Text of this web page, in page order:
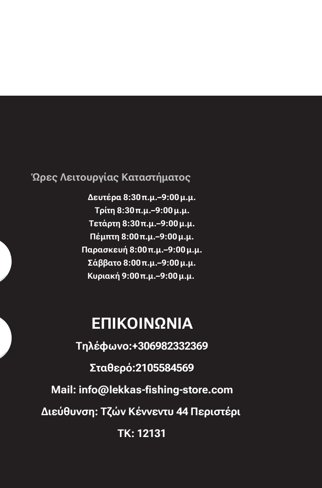
Ώρες Λειτουργίας Καταστήματος
Δευτέρα 8:30 π.μ.–9:00 μ.μ.
Τρίτη 8:30 π.μ.–9:00 μ.μ.
Τετάρτη 8:30 π.μ.–9:00 μ.μ.
Πέμπτη 8:00 π.μ.–9:00 μ.μ.
Παρασκευή 8:00 π.μ.–9:00 μ.μ.
Σάββατο 8:00 π.μ.–9:00 μ.μ.
Κυριακή 9:00 π.μ.–9:00 μ.μ.
ΕΠΙΚΟΙΝΩΝΙΑ
Τηλέφωνo:+306982332369
Σταθερό:2105584569
Mail: info@lekkas-fishing-store.com
Διεύθυνση: Τζών Κέννεντυ 44 Περιστέρι
TK: 12131